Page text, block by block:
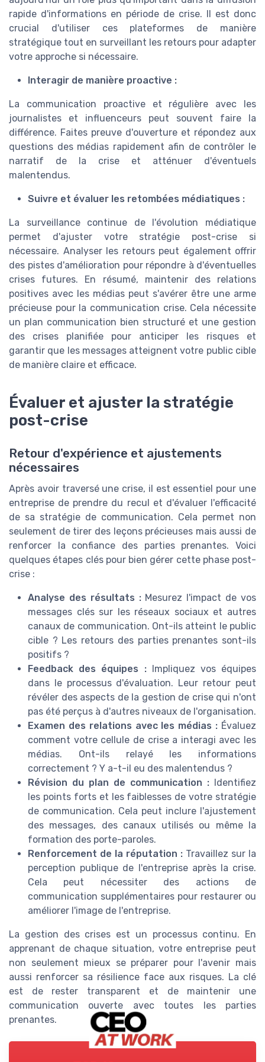
rapide d'informations en période de crise. Il est donc
crucial d'utiliser ces plateformes de manière
stratégique tout en surveillant les retours pour adapter
votre approche si nécessaire.
Interagir de manière proactive :
La communication proactive et régulière avec les
journalistes et influenceurs peut souvent faire la
différence. Faites preuve d'ouverture et répondez aux
questions des médias rapidement afin de contrôler le
narratif de la crise et atténuer d'éventuels
malentendus.
Suivre et évaluer les retombées médiatiques :
La surveillance continue de l'évolution médiatique
permet d'ajuster votre stratégie post-crise si
nécessaire. Analyser les retours peut également offrir
des pistes d'amélioration pour répondre à d'éventuelles
crises futures. En résumé, maintenir des relations
positives avec les médias peut s'avérer être une arme
précieuse pour la communication crise. Cela nécessite
un plan communication bien structuré et une gestion
des crises planifiée pour anticiper les risques et
garantir que les messages atteignent votre public cible
de manière claire et efficace.
Évaluer et ajuster la stratégie
post-crise
Retour d'expérience et ajustements
nécessaires
Après avoir traversé une crise, il est essentiel pour une
entreprise de prendre du recul et d'évaluer l'efficacité
de sa stratégie de communication. Cela permet non
seulement de tirer des leçons précieuses mais aussi de
renforcer la confiance des parties prenantes. Voici
quelques étapes clés pour bien gérer cette phase post-
crise :
Analyse des résultats :Mesurez l'impact de vos
messages clés sur les réseaux sociaux et autres
canaux de communication. Ont-ils atteint le public
cible ? Les retours des parties prenantes sont-ils
positifs ?
Feedback des équipes :Impliquez vos équipes
dans le processus d'évaluation. Leur retour peut
révéler des aspects de la gestion de crise qui n'ont
pas été perçus à d'autres niveaux de l'organisation.
Examen des relations avec les médias : Évaluez
comment votre cellule de crise a interagi avec les
médias. Ont-ils relayé les informations
correctement ? Y a-t-il eu des malentendus ?
Révision du plan de communication : Identifiez
les points forts et les faiblesses de votre stratégie
de communication. Cela peut inclure l'ajustement
des messages, des canaux utilisés ou même la
formation des porte-paroles.
Renforcement de la réputation : Travaillez sur la
perception publique de l'entreprise après la crise.
Cela peut nécessiter des actions de
communication supplémentaires pour restaurer ou
améliorer l'image de l'entreprise.
La gestion des crises est un processus continu. En
apprenant de chaque situation, votre entreprise peut
non seulement mieux se préparer pour l'avenir mais
aussi renforcer sa résilience face aux risques. La clé
est de rester transparent et de maintenir une
communication ouverte avec toutes les parties
prenantes.